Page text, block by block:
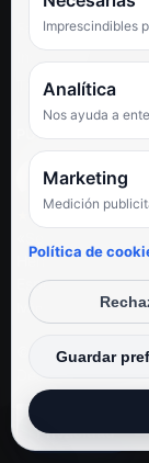
Facebook
TikTok
PUNTUACIÓN DE
★★★★★
Hemos
Espectacular,
Iván Rodríguez
© Electrodirecto
Desarrollo y
Imprescindibles
Analítica
Nos ayuda a
Marketing
Medición
Política de
Guardar
Privacidad